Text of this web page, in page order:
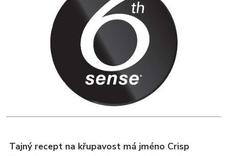
Tajný recept na křupavost má jméno Crisp